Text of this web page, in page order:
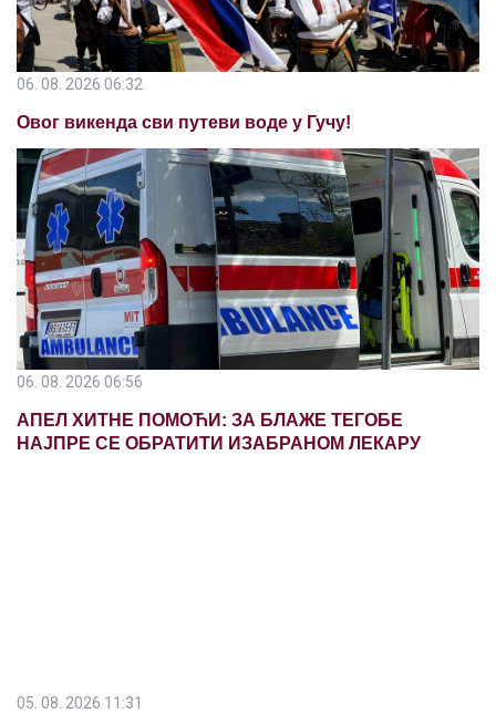
06. 08. 2026 06:32
Овог викенда сви путеви воде у Гучу!
06. 08. 2026 06:56
АПЕЛ ХИТНЕ ПОМОЋИ: ЗА БЛАЖЕ ТЕГОБЕ
НАЈПРЕ СЕ ОБРАТИТИ ИЗАБРАНОМ ЛЕКАРУ
05. 08. 2026 11:31